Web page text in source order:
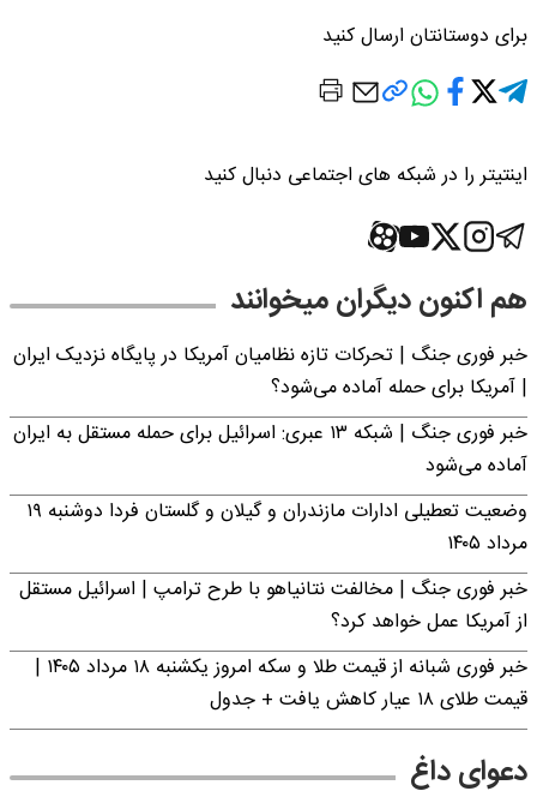
برای دوستانتان ارسال کنید
اینتیتر را در شبکه های اجتماعی دنبال کنید
هم اکنون دیگران میخوانند
خبر فوری جنگ | تحرکات تازه نظامیان آمریکا در پایگاه نزدیک ایران
| آمریکا برای حمله آماده می‌شود؟
خبر فوری جنگ | شبکه ۱۳ عبری: اسرائیل برای حمله مستقل به ایران
آماده می‌شود
وضعیت تعطیلی ادارات مازندران و گیلان و گلستان فردا دوشنبه ۱۹
مرداد ۱۴۰۵
خبر فوری جنگ | مخالفت نتانیاهو با طرح ترامپ | اسرائیل مستقل
از آمریکا عمل خواهد کرد؟
خبر فوری شبانه از قیمت طلا و سکه امروز یکشنبه ۱۸ مرداد ۱۴۰۵ |
قیمت طلای ۱۸ عیار کاهش یافت + جدول
دعوای داغ